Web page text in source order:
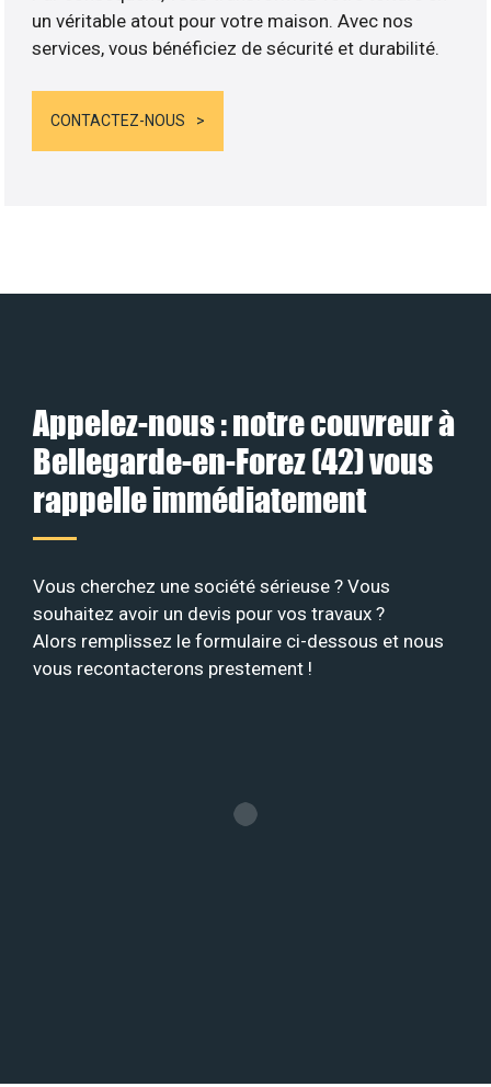
un véritable atout pour votre maison. Avec nos
services, vous bénéficiez de sécurité et durabilité.
CONTACTEZ-NOUS
Appelez-nous : notre couvreur à
Bellegarde-en-Forez (42) vous
rappelle immédiatement
Vous cherchez une société sérieuse ? Vous
souhaitez avoir un devis pour vos travaux ?
Alors remplissez le formulaire ci-dessous et nous
vous recontacterons prestement !